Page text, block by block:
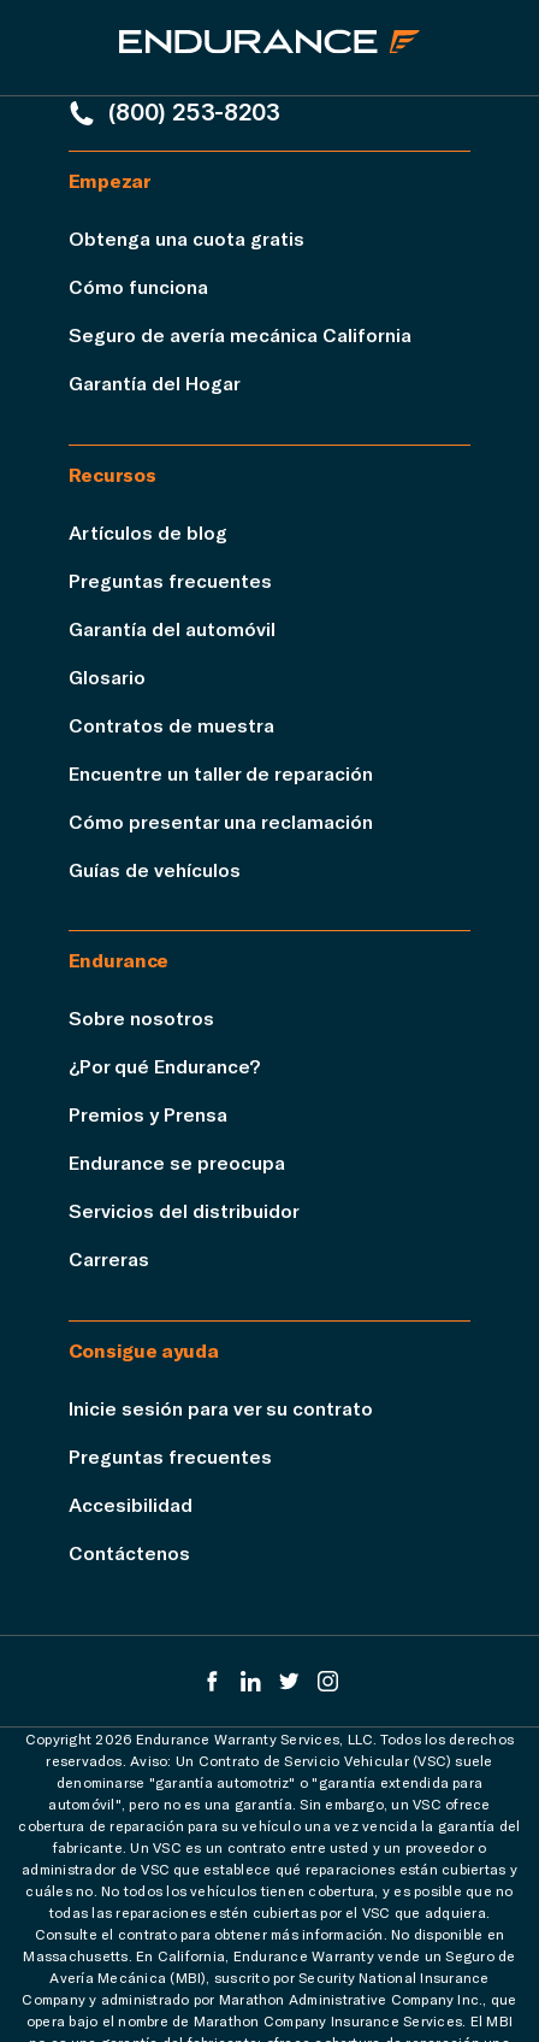
(800) 253-8203
Empezar
Obtenga una cuota gratis
Cómo funciona
Seguro de avería mecánica California
Garantía del Hogar
Recursos
Artículos de blog
Preguntas frecuentes
Garantía del automóvil
Glosario
Contratos de muestra
Encuentre un taller de reparación
Cómo presentar una reclamación
Guías de vehículos
Endurance
Sobre nosotros
¿Por qué Endurance?
Premios y Prensa
Endurance se preocupa
Servicios del distribuidor
Carreras
Consigue ayuda
Inicie sesión para ver su contrato
Preguntas frecuentes
Accesibilidad
Contáctenos
Copyright 2026 Endurance Warranty Services, LLC. Todos los derechos
reservados. Aviso: Un Contrato de Servicio Vehicular (VSC) suele
denominarse "garantía automotriz" o "garantía extendida para
automóvil", pero no es una garantía. Sin embargo, un VSC ofrece
cobertura de reparación para su vehículo una vez vencida la garantía del
fabricante. Un VSC es un contrato entre usted y un proveedor o
administrador de VSC que establece qué reparaciones están cubiertas y
cuáles no. No todos los vehículos tienen cobertura, y es posible que no
todas las reparaciones estén cubiertas por el VSC que adquiera.
Consulte el contrato para obtener más información. No disponible en
Massachusetts. En California, Endurance Warranty vende un Seguro de
Avería Mecánica (MBI), suscrito por Security National Insurance
Company y administrado por Marathon Administrative Company Inc., que
opera bajo el nombre de Marathon Company Insurance Services. El MBI